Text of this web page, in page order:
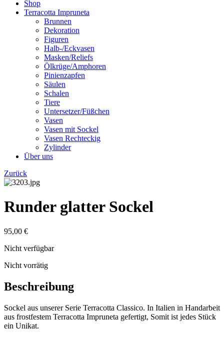
Shop
Terracotta Impruneta
Brunnen
Dekoration
Figuren
Halb-/Eckvasen
Masken/Reliefs
Ölkrüge/Amphoren
Pinienzapfen
Säulen
Schalen
Tiere
Untersetzer/Füßchen
Vasen
Vasen mit Sockel
Vasen Rechteckig
Zylinder
Über uns
Zurück
Runder glatter Sockel
95,00 €
Nicht verfügbar
Nicht vorrätig
Beschreibung
Sockel aus unserer Serie Terracotta Classico. In Italien in Handarbeit
aus frostfestem Terracotta Impruneta gefertigt, Somit ist jedes Stück
ein Unikat.